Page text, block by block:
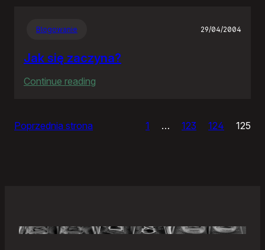
Blogowanie 29/04/2004
Jak się zaczyna?
Continue reading
Poprzednia strona 1 … 123 124 125